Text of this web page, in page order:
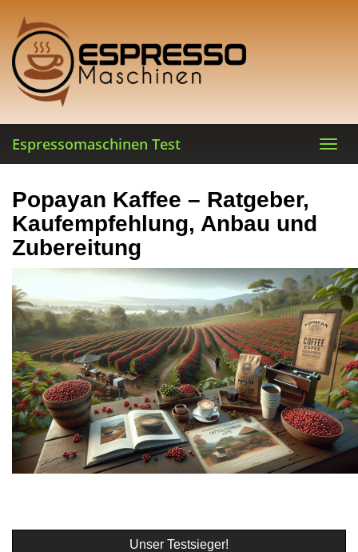
main
content
Espressomaschinen Test
Popayan Kaffee – Ratgeber,
Kaufempfehlung, Anbau und
Zubereitung
Unser Testsieger!